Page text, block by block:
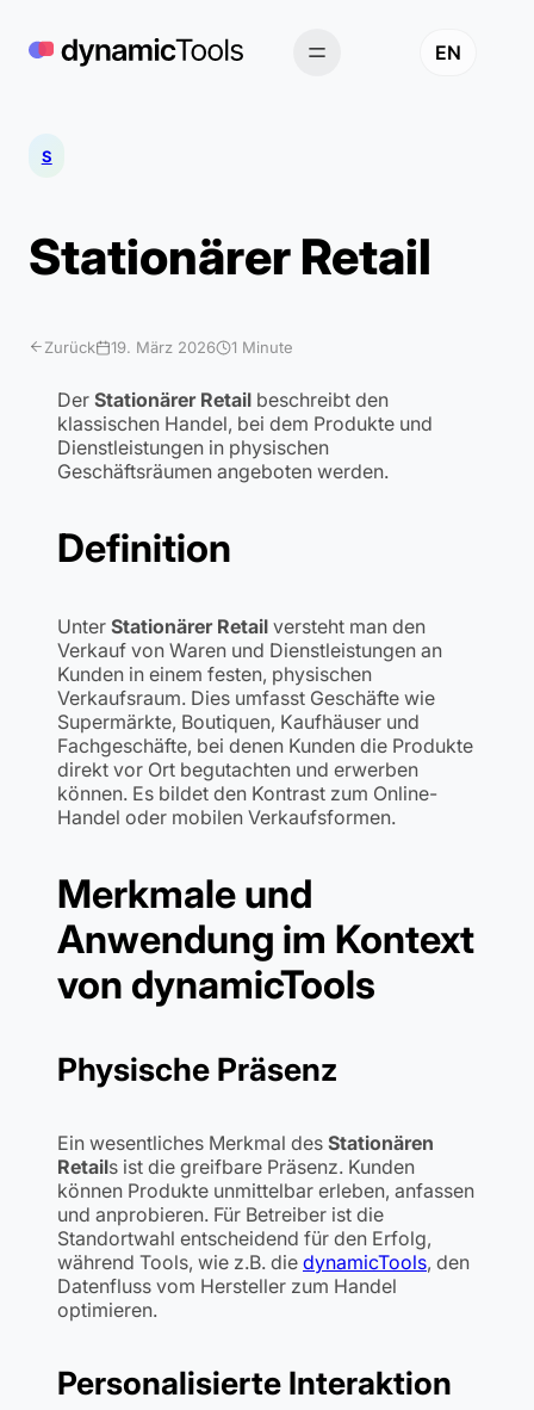
Inhalt
springen
EN
S
Stationärer Retail
Zurück 19. März 2026 1 Minute
Der Stationärer Retail beschreibt den
klassischen Handel, bei dem Produkte und
Dienstleistungen in physischen
Geschäftsräumen angeboten werden.
Definition
Unter Stationärer Retail versteht man den
Verkauf von Waren und Dienstleistungen an
Kunden in einem festen, physischen
Verkaufsraum. Dies umfasst Geschäfte wie
Supermärkte, Boutiquen, Kaufhäuser und
Fachgeschäfte, bei denen Kunden die Produkte
direkt vor Ort begutachten und erwerben
können. Es bildet den Kontrast zum Online-
Handel oder mobilen Verkaufsformen.
Merkmale und
Anwendung im Kontext
von dynamicTools
Physische Präsenz
Ein wesentliches Merkmal des Stationären
Retails ist die greifbare Präsenz. Kunden
können Produkte unmittelbar erleben, anfassen
und anprobieren. Für Betreiber ist die
Standortwahl entscheidend für den Erfolg,
während Tools, wie z.B. die dynamicTools, den
Datenfluss vom Hersteller zum Handel
optimieren.
Personalisierte Interaktion